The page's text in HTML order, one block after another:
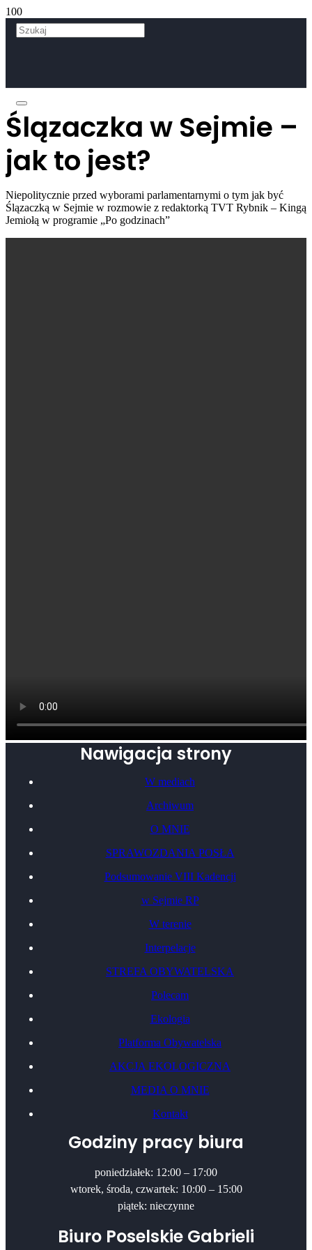
Ślązaczka w Sejmie –
jak to jest?
Niepolitycznie przed wyborami parlamentarnymi o tym jak być
Ślązaczką w Sejmie w rozmowie z redaktorką TVT Rybnik – Kingą
Jemiołą w programie „Po godzinach”
Nawigacja strony
W mediach
Archiwum
O MNIE
SPRAWOZDANIA POSŁA
Podsumowanie VIII Kadencji
w Sejmie RP
W terenie
Interpelacje
STREFA OBYWATELSKA
Polecam
Ekologia
Platforma Obywatelska
AKCJA EKOLOGICZNA
MEDIA O MNIE
Kontakt
Godziny pracy biura
poniedziałek: 12:00 – 17:00
wtorek, środa, czwartek: 10:00 – 15:00
piątek: nieczynne
Biuro Poselskie Gabrieli